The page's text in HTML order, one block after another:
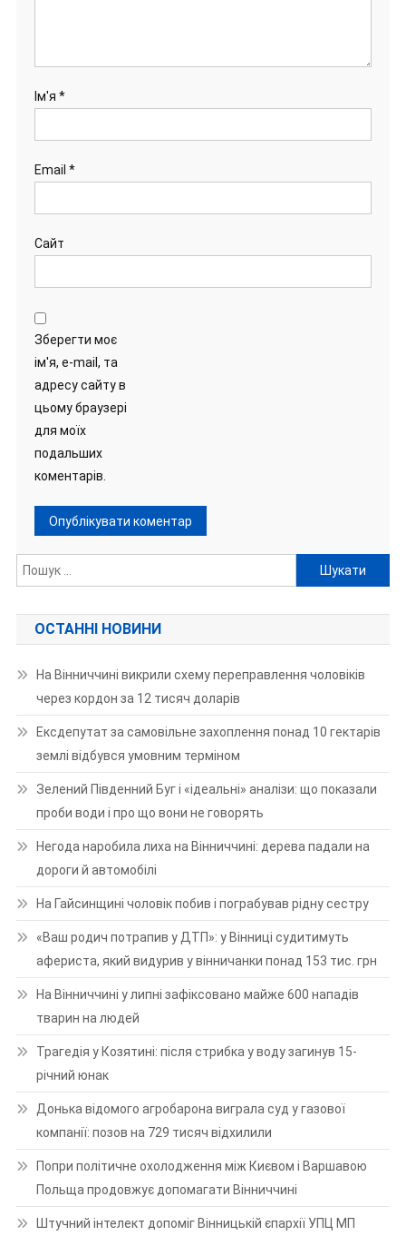
Ім'я *
Email *
Сайт
Зберегти моє
ім'я, e-mail, та
адресу сайту в
цьому браузері
для моїх
подальших
коментарів.
Пошук:
ОСТАННІ НОВИНИ
На Вінниччині викрили схему переправлення чоловіків
через кордон за 12 тисяч доларів
Ексдепутат за самовільне захоплення понад 10 гектарів
землі відбувся умовним терміном
Зелений Південний Буг і «ідеальні» аналізи: що показали
проби води і про що вони не говорять
Негода наробила лиха на Вінниччині: дерева падали на
дороги й автомобілі
На Гайсинщині чоловік побив і пограбував рідну сестру
«Ваш родич потрапив у ДТП»: у Вінниці судитимуть
афериста, який видурив у вінничанки понад 153 тис. грн
На Вінниччині у липні зафіксовано майже 600 нападів
тварин на людей
Трагедія у Козятині: після стрибка у воду загинув 15-
річний юнак
Донька відомого агробарона виграла суд у газової
компанії: позов на 729 тисяч відхилили
Попри політичне охолодження між Києвом і Варшавою
Польща продовжує допомагати Вінниччині
Штучний інтелект допоміг Вінницькій єпархії УПЦ МП